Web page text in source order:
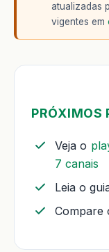
atualizadas
vigentes em
PRÓXIMOS
Veja o
7 canais
Leia o
Compare